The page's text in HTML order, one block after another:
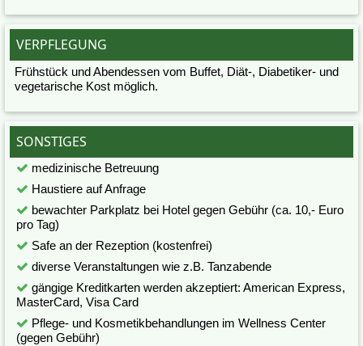
VERPFLEGUNG
Frühstück und Abendessen vom Buffet, Diät-, Diabetiker- und
vegetarische Kost möglich.
SONSTIGES
medizinische Betreuung
Haustiere auf Anfrage
bewachter Parkplatz bei Hotel gegen Gebühr (ca. 10,- Euro
pro Tag)
Safe an der Rezeption (kostenfrei)
diverse Veranstaltungen wie z.B. Tanzabende
gängige Kreditkarten werden akzeptiert: American Express,
MasterCard, Visa Card
Pflege- und Kosmetikbehandlungen im Wellness Center
(gegen Gebühr)